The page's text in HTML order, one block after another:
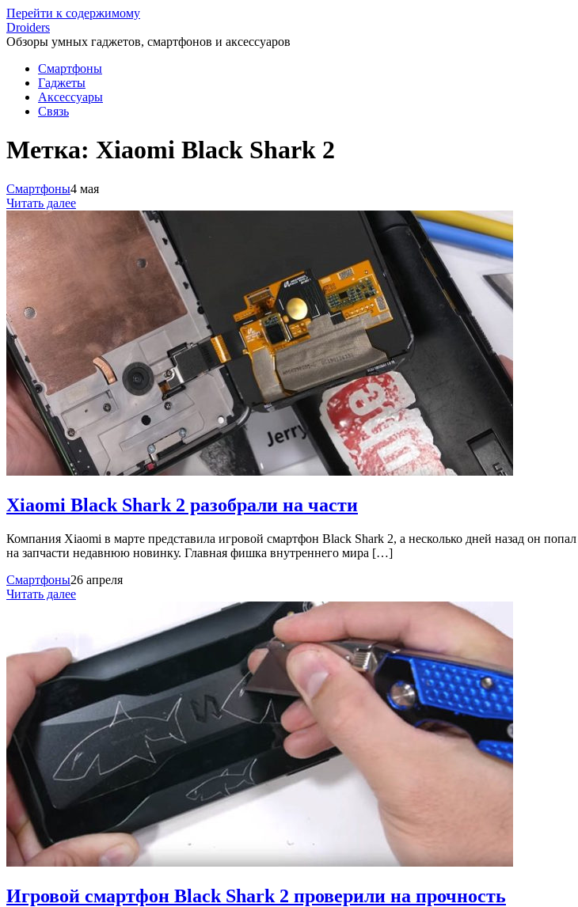
Перейти к содержимому
Droiders
Обзоры умных гаджетов, смартфонов и аксессуаров
Смартфоны
Гаджеты
Аксессуары
Связь
Метка: Xiaomi Black Shark 2
Смартфоны4 мая
Читать далее
Xiaomi Black Shark 2 разобрали на части
Компания Xiaomi в марте представила игровой смартфон Black Shark 2, а несколько дней назад он
на запчасти недавнюю новинку. Главная фишка внутреннего мира […]
Смартфоны26 апреля
Читать далее
Игровой смартфон Black Shark 2 проверили на прочность